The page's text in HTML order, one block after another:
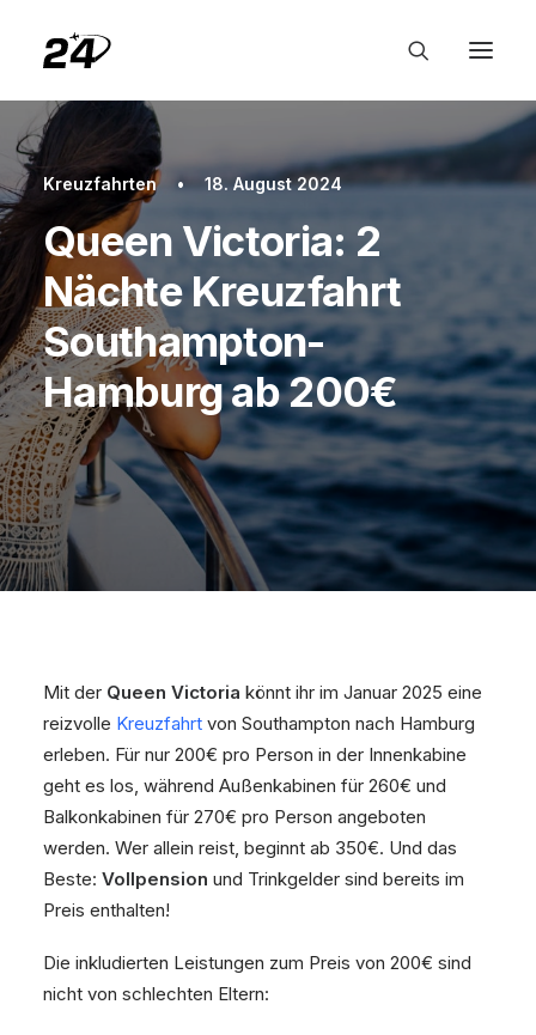
Kreuzfahrten • 18. August 2024
Queen Victoria: 2
Nächte Kreuzfahrt
Southampton-
Hamburg ab 200€
Mit der Queen Victoria könnt ihr im Januar 2025 eine
reizvolle Kreuzfahrt von Southampton nach Hamburg
erleben. Für nur 200€ pro Person in der Innenkabine
geht es los, während Außenkabinen für 260€ und
Balkonkabinen für 270€ pro Person angeboten
werden. Wer allein reist, beginnt ab 350€. Und das
Beste: Vollpension und Trinkgelder sind bereits im
Preis enthalten!
Die inkludierten Leistungen zum Preis von 200€ sind
nicht von schlechten Eltern: